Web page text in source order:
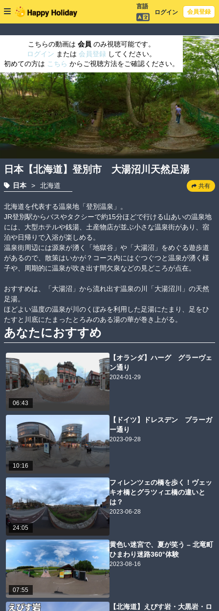
言語
ログイン
会員登録
こちらの動画は 会員 のみ視聴可能です。
ログイン または 会員登録 してください。
初めての方は こちら からご視聴方法をご確認ください。
日本【北海道】登別市 大湯沼川天然足湯
日本 > 北海道 共有
北海道を代表する温泉地「登別温泉」。
JR登別駅からバスやタクシーで約15分ほどで行ける山あいの温泉地
には、大型ホテルや銭湯、土産物店が並ぶ小さな温泉街があり、宿
泊や日帰りで入浴が楽しめる。
温泉街周辺には源泉が湧く「地獄谷」や「大湯沼」をめぐる遊歩道
があるので、散策はいかが？コース内にはぐつぐつと温泉が湧く様
子や、周期的に温泉が吹き出す間欠泉などの見どころが点在。
おすすめは、「大湯沼」から流れ出す温泉の川「大湯沼川」の天然
足湯。
ほどよい温度の温泉が川のくぼみを利用した足湯にたまり、足をひ
たすと川底にたまったとろみのある湯の華が巻き上がる。
あなたにおすすめ
06:43
【オランダ】ハーグ グラーヴェ
ン通り
2024-01-29
10:16
【ドイツ】ドレスデン プラーガ
ー通り
2023-09-28
24:05
フィレンツェの橋を歩く！ヴェッ
キオ橋とグラツィエ橋の違いと
は？
2023-06-28
07:55
黄色い迷宮で、夏が笑う – 北竜町
ひまわり迷路360°体験
2023-08-16
【北海道】えびす岩・大黒岩・ロ